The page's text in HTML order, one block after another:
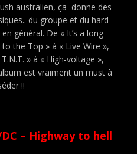
australien, ça donne des
du groupe et du hard-
général. De « It’s a long
to the Top » à « Live Wire »,
T.N.T. » à « High-voltage »,
est vraiment un must à
!!
DC – Highway to hell